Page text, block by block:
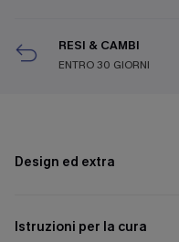
RESI & CAMBI
ENTRO 30 GIORNI
Design ed extra
Istruzioni per la cura